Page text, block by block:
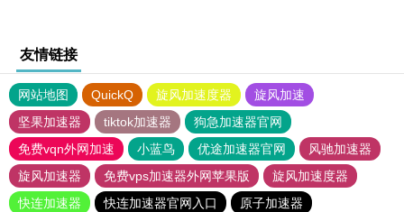
友情链接
网站地图 QuickQ 旋风加速度器
旋风加速
坚果加速器
tiktok加速器
狗急加速器官网
免费vqn外网加速
小蓝鸟 优途加速器官网
风驰加速器
旋风加速器
免费vps加速器外网苹果版
旋风加速度器
快连加速器
快连加速器官网入口
原子加速器